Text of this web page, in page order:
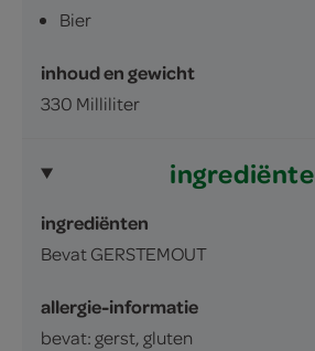
Bier
inhoud en gewicht
330 Milliliter
ingrediënten
Bevat GERSTEMOUT
allergie-informatie
bevat: gerst, gluten